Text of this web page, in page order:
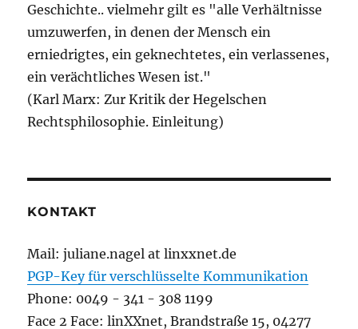
Geschichte.. vielmehr gilt es "alle Verhältnisse
umzuwerfen, in denen der Mensch ein
erniedrigtes, ein geknechtetes, ein verlassenes,
ein verächtliches Wesen ist."
(Karl Marx: Zur Kritik der Hegelschen
Rechtsphilosophie. Einleitung)
KONTAKT
Mail: juliane.nagel at linxxnet.de
PGP-Key für verschlüsselte Kommunikation
Phone: 0049 - 341 - 308 1199
Face 2 Face: linXXnet, Brandstraße 15, 04277